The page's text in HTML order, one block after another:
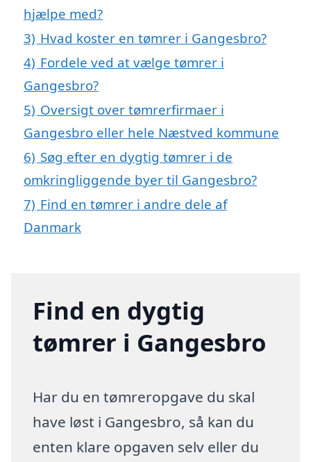
hjælpe med?
3) Hvad koster en tømrer i Gangesbro?
4) Fordele ved at vælge tømrer i
Gangesbro?
5) Oversigt over tømrerfirmaer i
Gangesbro eller hele Næstved kommune
6) Søg efter en dygtig tømrer i de
omkringliggende byer til Gangesbro?
7) Find en tømrer i andre dele af
Danmark
Find en dygtig
tømrer i Gangesbro
Har du en tømreropgave du skal
have løst i Gangesbro, så kan du
enten klare opgaven selv eller du